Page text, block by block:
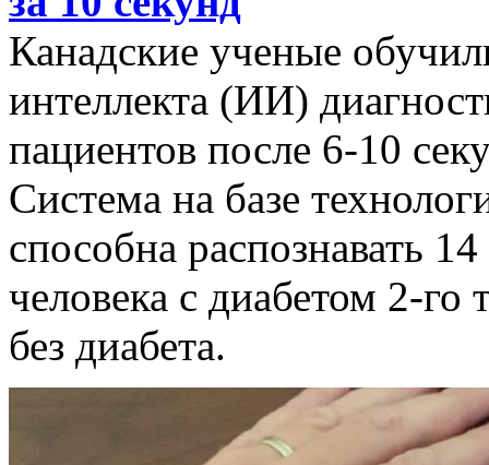
Канадские ученые
интеллекта (ИИ)
пациентов после 6-10
Система на базе
способна распознавать
человека с диабетом 2-
без диабета.